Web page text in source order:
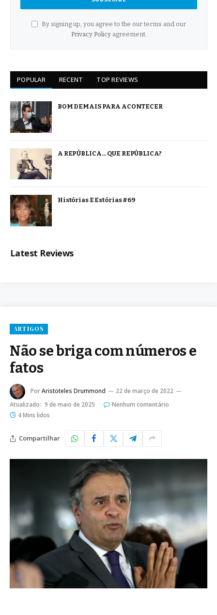
By signing up, you agree to the our terms and our
Privacy Policyagreement.
POPULAR RECENT TOP REVIEWS
BOM DEMAIS PARA ACONTECER
A REPÚBLICA… QUE REPÚBLICA?
Histórias E Estórias #69
Latest Reviews
ARTIGOS
Não se briga com números e
fatos
PorAristoteles Drummond
22 de março de 2022
Atualizado: 9 de maio de 2025
Nenhum comentário
4 Mins lidos
Compartilhar